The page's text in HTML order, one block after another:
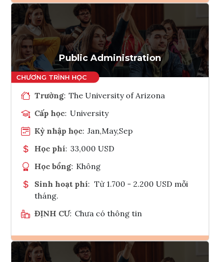
Ghi danh
Tham vấn Interlink
Public Administration
Trường: The University of Arizona
Cấp học: University
Kỳ nhập học: Jan,May,Sep
Học phí: 33,000 USD
Học bổng: Không
Sinh hoạt phí: Từ 1.700 - 2.200 USD mỗi
tháng.
ĐỊNH CƯ: Chưa có thông tin
Ghi danh